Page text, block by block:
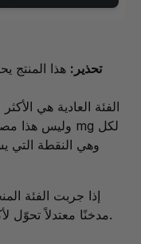
⚠ تحذير: هذا المنتج
الفئة العادية هي
إذا جربت الفئة
مدخنًا معتدلاً تحوّل لأكياس النيكوتين لأول مرة — فهذه فئتك.